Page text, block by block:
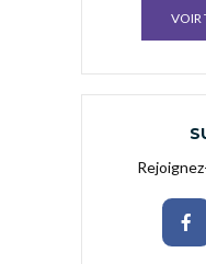
VOIR